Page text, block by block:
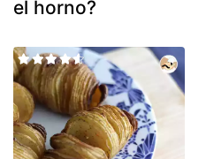
el horno?